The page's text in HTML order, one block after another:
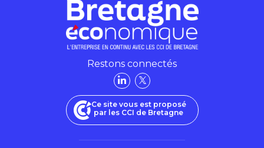
Restons connectés
Ce site vous est proposé
par les CCI de Bretagne